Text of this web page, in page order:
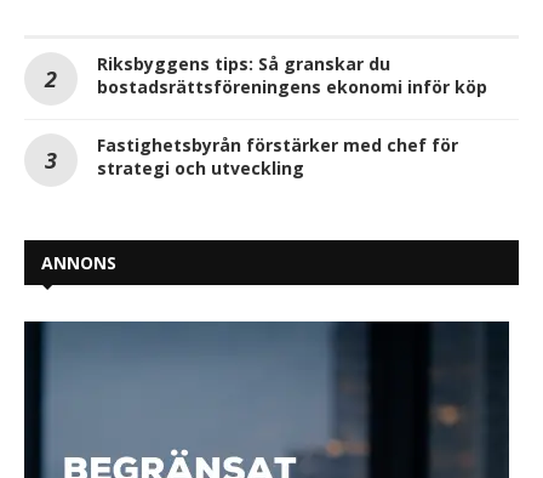
Riksbyggens tips: Så granskar du
bostadsrättsföreningens ekonomi inför köp
Fastighetsbyrån förstärker med chef för
strategi och utveckling
ANNONS